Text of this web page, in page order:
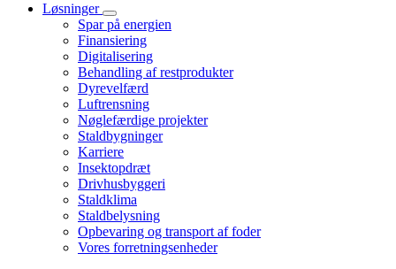
Løsninger
Spar på energien
Finansiering
Digitalisering
Behandling af restprodukter
Dyrevelfærd
Luftrensning
Nøglefærdige projekter
Staldbygninger
Karriere
Insektopdræt
Drivhusbyggeri
Staldklima
Staldbelysning
Opbevaring og transport af foder
Vores forretningsenheder